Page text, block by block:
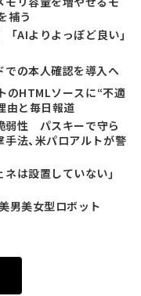
補う
AIよりよっぽど良い」
での本人確認を導入へ
のHTMLソースに“不適
由と毎日報道
弱性 パスキーで守ら
法、米パロアルトが警
ネは設置していない」
男美女型ロボット